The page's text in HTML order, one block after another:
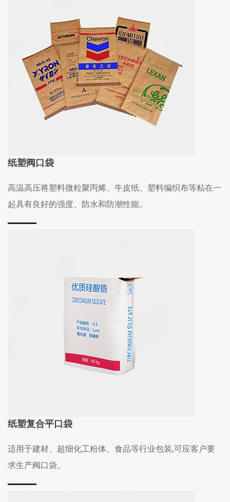
纸塑阀口袋
高温高压将塑料微粒聚丙烯、牛皮纸、塑料编织布等粘在一
起具有良好的强度、防水和防潮性能。
纸塑复合平口袋
适用于建材、超细化工粉体、食品等行业包装,可应客户要
求生产阀口袋。